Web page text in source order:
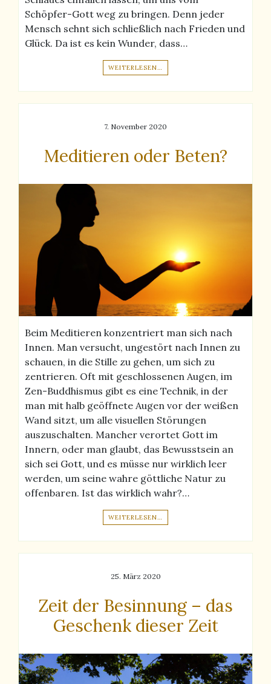
Schöpfer-Gott weg zu bringen. Denn jeder
Mensch sehnt sich schließlich nach Frieden und
Glück. Da ist es kein Wunder, dass…
WEITERLESEN…
7. November 2020
Meditieren oder Beten?
Beim Meditieren konzentriert man sich nach
Innen. Man versucht, ungestört nach Innen zu
schauen, in die Stille zu gehen, um sich zu
zentrieren. Oft mit geschlossenen Augen, im
Zen-Buddhismus gibt es eine Technik, in der
man mit halb geöffnete Augen vor der weißen
Wand sitzt, um alle visuellen Störungen
auszuschalten. Mancher verortet Gott im
Innern, oder man glaubt, das Bewusstsein an
sich sei Gott, und es müsse nur wirklich leer
werden, um seine wahre göttliche Natur zu
offenbaren. Ist das wirklich wahr?…
WEITERLESEN…
25. März 2020
Zeit der Besinnung – das
Geschenk dieser Zeit